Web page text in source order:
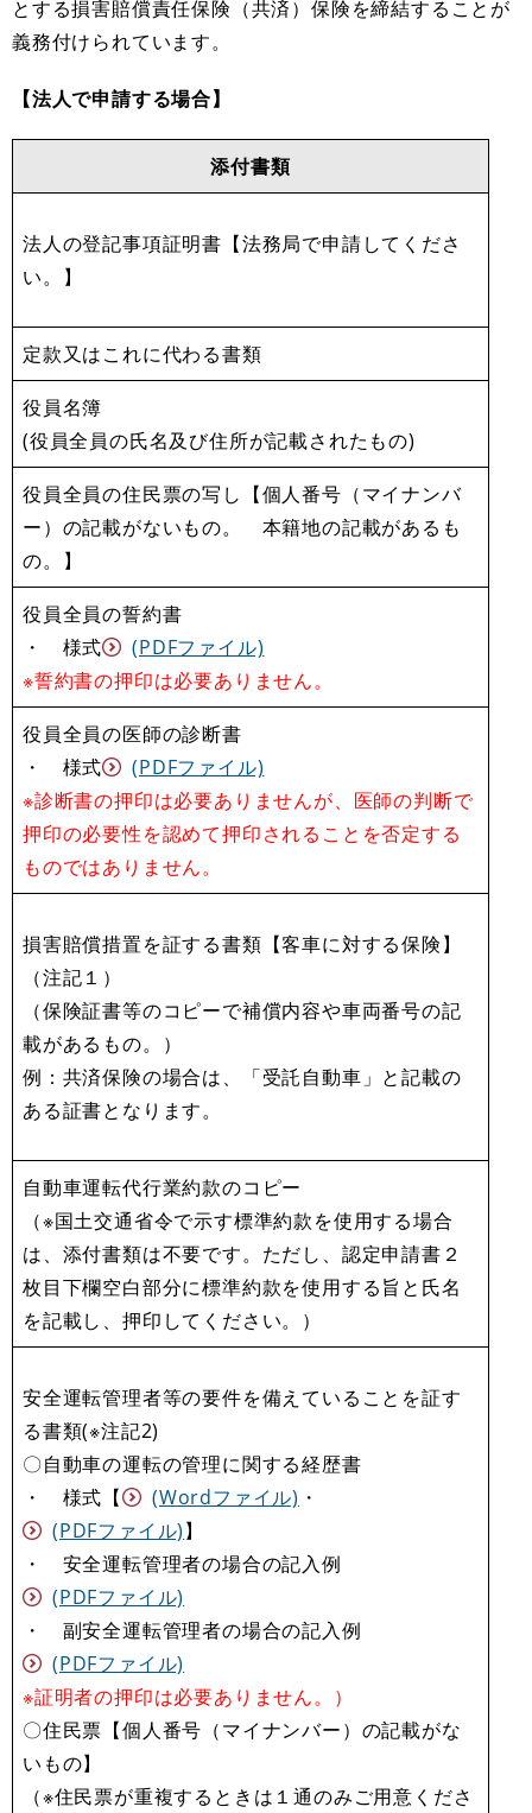
とする損害賠償責任保険（共済）保険を締結することが
義務付けられています。
【法人で申請する場合】
添付書類
法人の登記事項証明書【法務局で申請してくださ
い。】
定款又はこれに代わる書類
役員名簿
(役員全員の氏名及び住所が記載されたもの)
役員全員の住民票の写し【個人番号（マイナンバ
ー）の記載がないもの。 本籍地の記載があるも
の。】
役員全員の誓約書
・ 様式
(PDFファイル)
※誓約書の押印は必要ありません。
役員全員の医師の診断書
・ 様式
(PDFファイル)
※診断書の押印は必要ありませんが、医師の判断で
押印の必要性を認めて押印されることを否定する
ものではありません。
損害賠償措置を証する書類【客車に対する保険】
（注記１）
（保険証書等のコピーで補償内容や車両番号の記
載があるもの。）
例：共済保険の場合は、「受託自動車」と記載の
ある証書となります。
自動車運転代行業約款のコピー
（※国土交通省令で示す標準約款を使用する場合
は、添付書類は不要です。ただし、認定申請書２
枚目下欄空白部分に標準約款を使用する旨と氏名
を記載し、押印してください。）
安全運転管理者等の要件を備えていることを証す
る書類(※注記2)
〇自動車の運転の管理に関する経歴書
・ 様式【
(Wordファイル) ・
(PDFファイル)】
・ 安全運転管理者の場合の記入例
(PDFファイル)
・ 副安全運転管理者の場合の記入例
(PDFファイル)
※証明者の押印は必要ありません。）
〇住民票【個人番号（マイナンバー）の記載がな
いもの】
（※住民票が重複するときは１通のみご用意くださ